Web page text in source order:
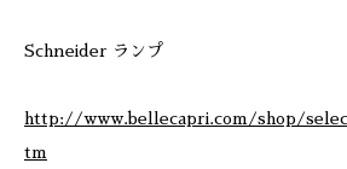
Schneider ランプ
http://www.bellecapri.com/shop/
tm